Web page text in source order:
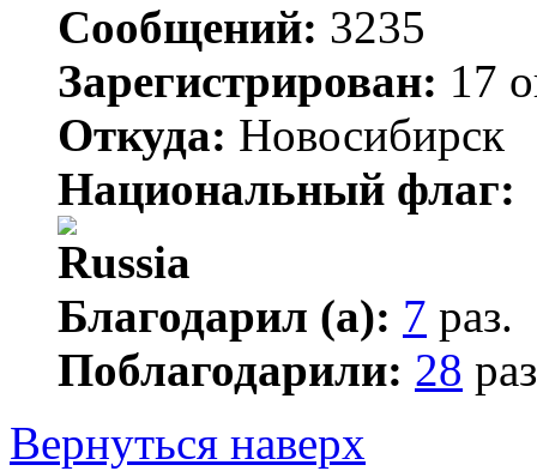
Сообщений: 3235
Зарегистрирован: 17
Откуда: Новосибирск
Национальный флаг:
Благодарил (а): 7 раз.
Поблагодарили: 28
Вернуться наверх